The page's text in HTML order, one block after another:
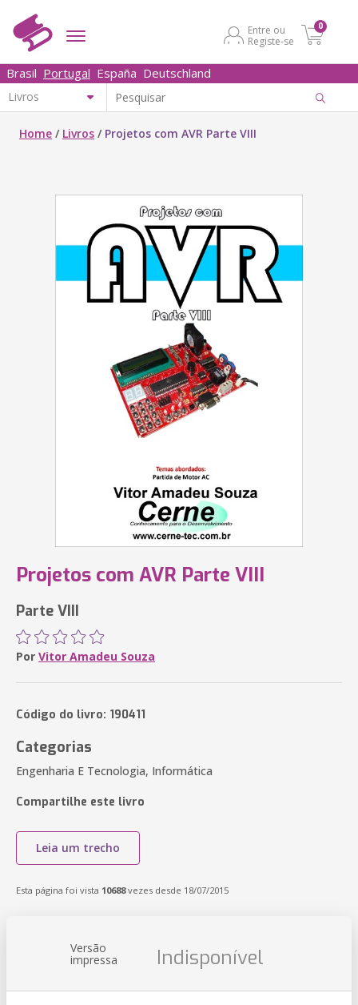
Entre ou
Registe-se
0
Brasil Portugal España Deutschland
Home / Livros / Projetos com AVR Parte VIII
Projetos com AVR Parte VIII
Parte VIII
Por Vitor Amadeu Souza
Código do livro: 190411
Categorias
Engenharia E Tecnologia, Informática
Compartilhe este livro
Leia um trecho
Esta página foi vista 10688vezes desde 18/07/2015
Versão
impressa Indisponível